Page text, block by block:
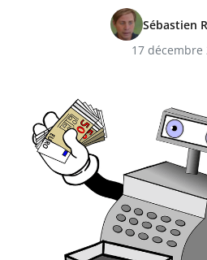
Sébastien
17 décembre